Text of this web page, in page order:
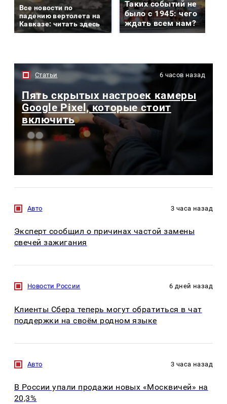
Все новости по
падению вертолета на
Кавказе: читать здесь
Таких событий не
было с 1945: чего
ждать всем нам?
Статьи 6 часов назад
Пять скрытых настроек камеры
Google Pixel, которые стоит
включить
Авто 3 часа назад
Эксперт сообщил о причинах частой замены
свечей зажигания
Новости России 6 дней назад
Клиенты Сбера теперь могут обратиться в чат
поддержки на своём родном языке
Авто 3 часа назад
В России упали продажи новых «Москвичей» на
20,3%